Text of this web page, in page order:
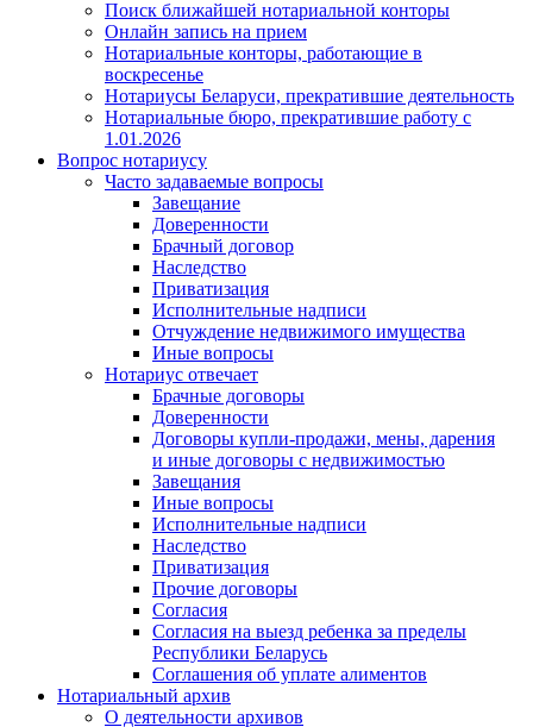
Поиск ближайшей нотариальной конторы
Онлайн запись на прием
Нотариальные конторы, работающие в
воскресенье
Нотариусы Беларуси, прекратившие деятельность
Нотариальные бюро, прекратившие работу с
1.01.2026
Вопрос нотариусу
Часто задаваемые вопросы
Завещание
Доверенности
Брачный договор
Наследство
Приватизация
Исполнительные надписи
Отчуждение недвижимого имущества
Иные вопросы
Нотариус отвечает
Брачные договоры
Доверенности
Договоры купли-продажи, мены, дарения
и иные договоры с недвижимостью
Завещания
Иные вопросы
Исполнительные надписи
Наследство
Приватизация
Прочие договоры
Согласия
Согласия на выезд ребенка за пределы
Республики Беларусь
Соглашения об уплате алиментов
Нотариальный архив
О деятельности архивов